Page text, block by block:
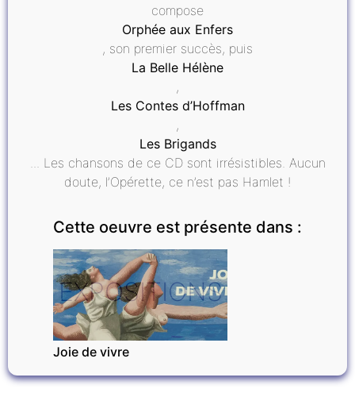
compose
Orphée aux Enfers
, son premier succès, puis
La Belle Hélène
,
Les Contes d’Hoffman
,
Les Brigands
... Les chansons de ce CD sont irrésistibles. Aucun
doute, l’Opérette, ce n’est pas Hamlet !
Cette oeuvre est présente dans :
EXPOSITIONS
Joie de vivre